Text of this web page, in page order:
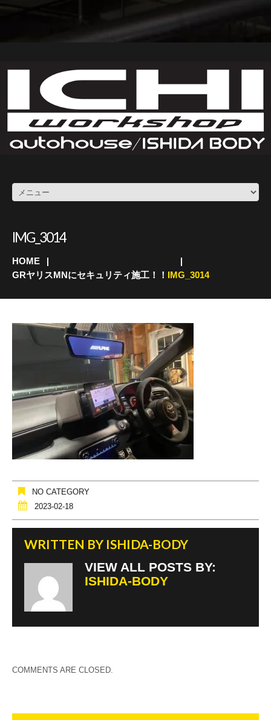
IMG_3014
HOME
GRヤリスMNにセキュリティ施工！！ IMG_3014
NO CATEGORY
2023-02-18
WRITTEN BY ISHIDA-BODY
VIEW ALL POSTS BY:
ISHIDA-BODY
COMMENTS ARE CLOSED.